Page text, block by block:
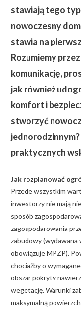
stawiają tego
nowoczesny
stawia na
Rozumiemy
komunikację,
jak również
komfort i
stworzyć
praktycznych
Jak rozplanować
Przede wszystkim
inwestorzy nie mają
sposób
zagospodarowania
zabudowy (wydawana
obowiązuje MPZP).
chociażby o
obszar pokryty
wegetację. Warunki
maksymalną